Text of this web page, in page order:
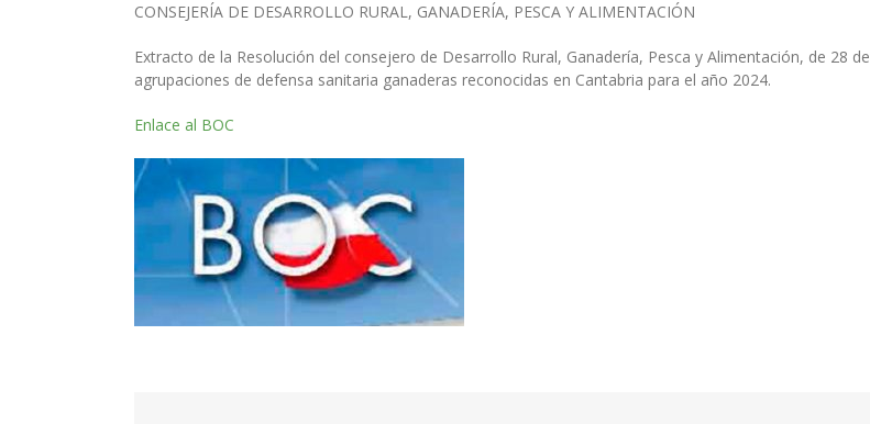
CONSEJERÍA DE DESARROLLO RURAL, GANADERÍA, PESCA Y ALIMENTACIÓN
Extracto de la Resolución del consejero de Desarrollo Rural, Ganadería, Pesca y Alimentación, de 28
agrupaciones de defensa sanitaria ganaderas reconocidas en Cantabria para el año 2024.
Enlace al BOC